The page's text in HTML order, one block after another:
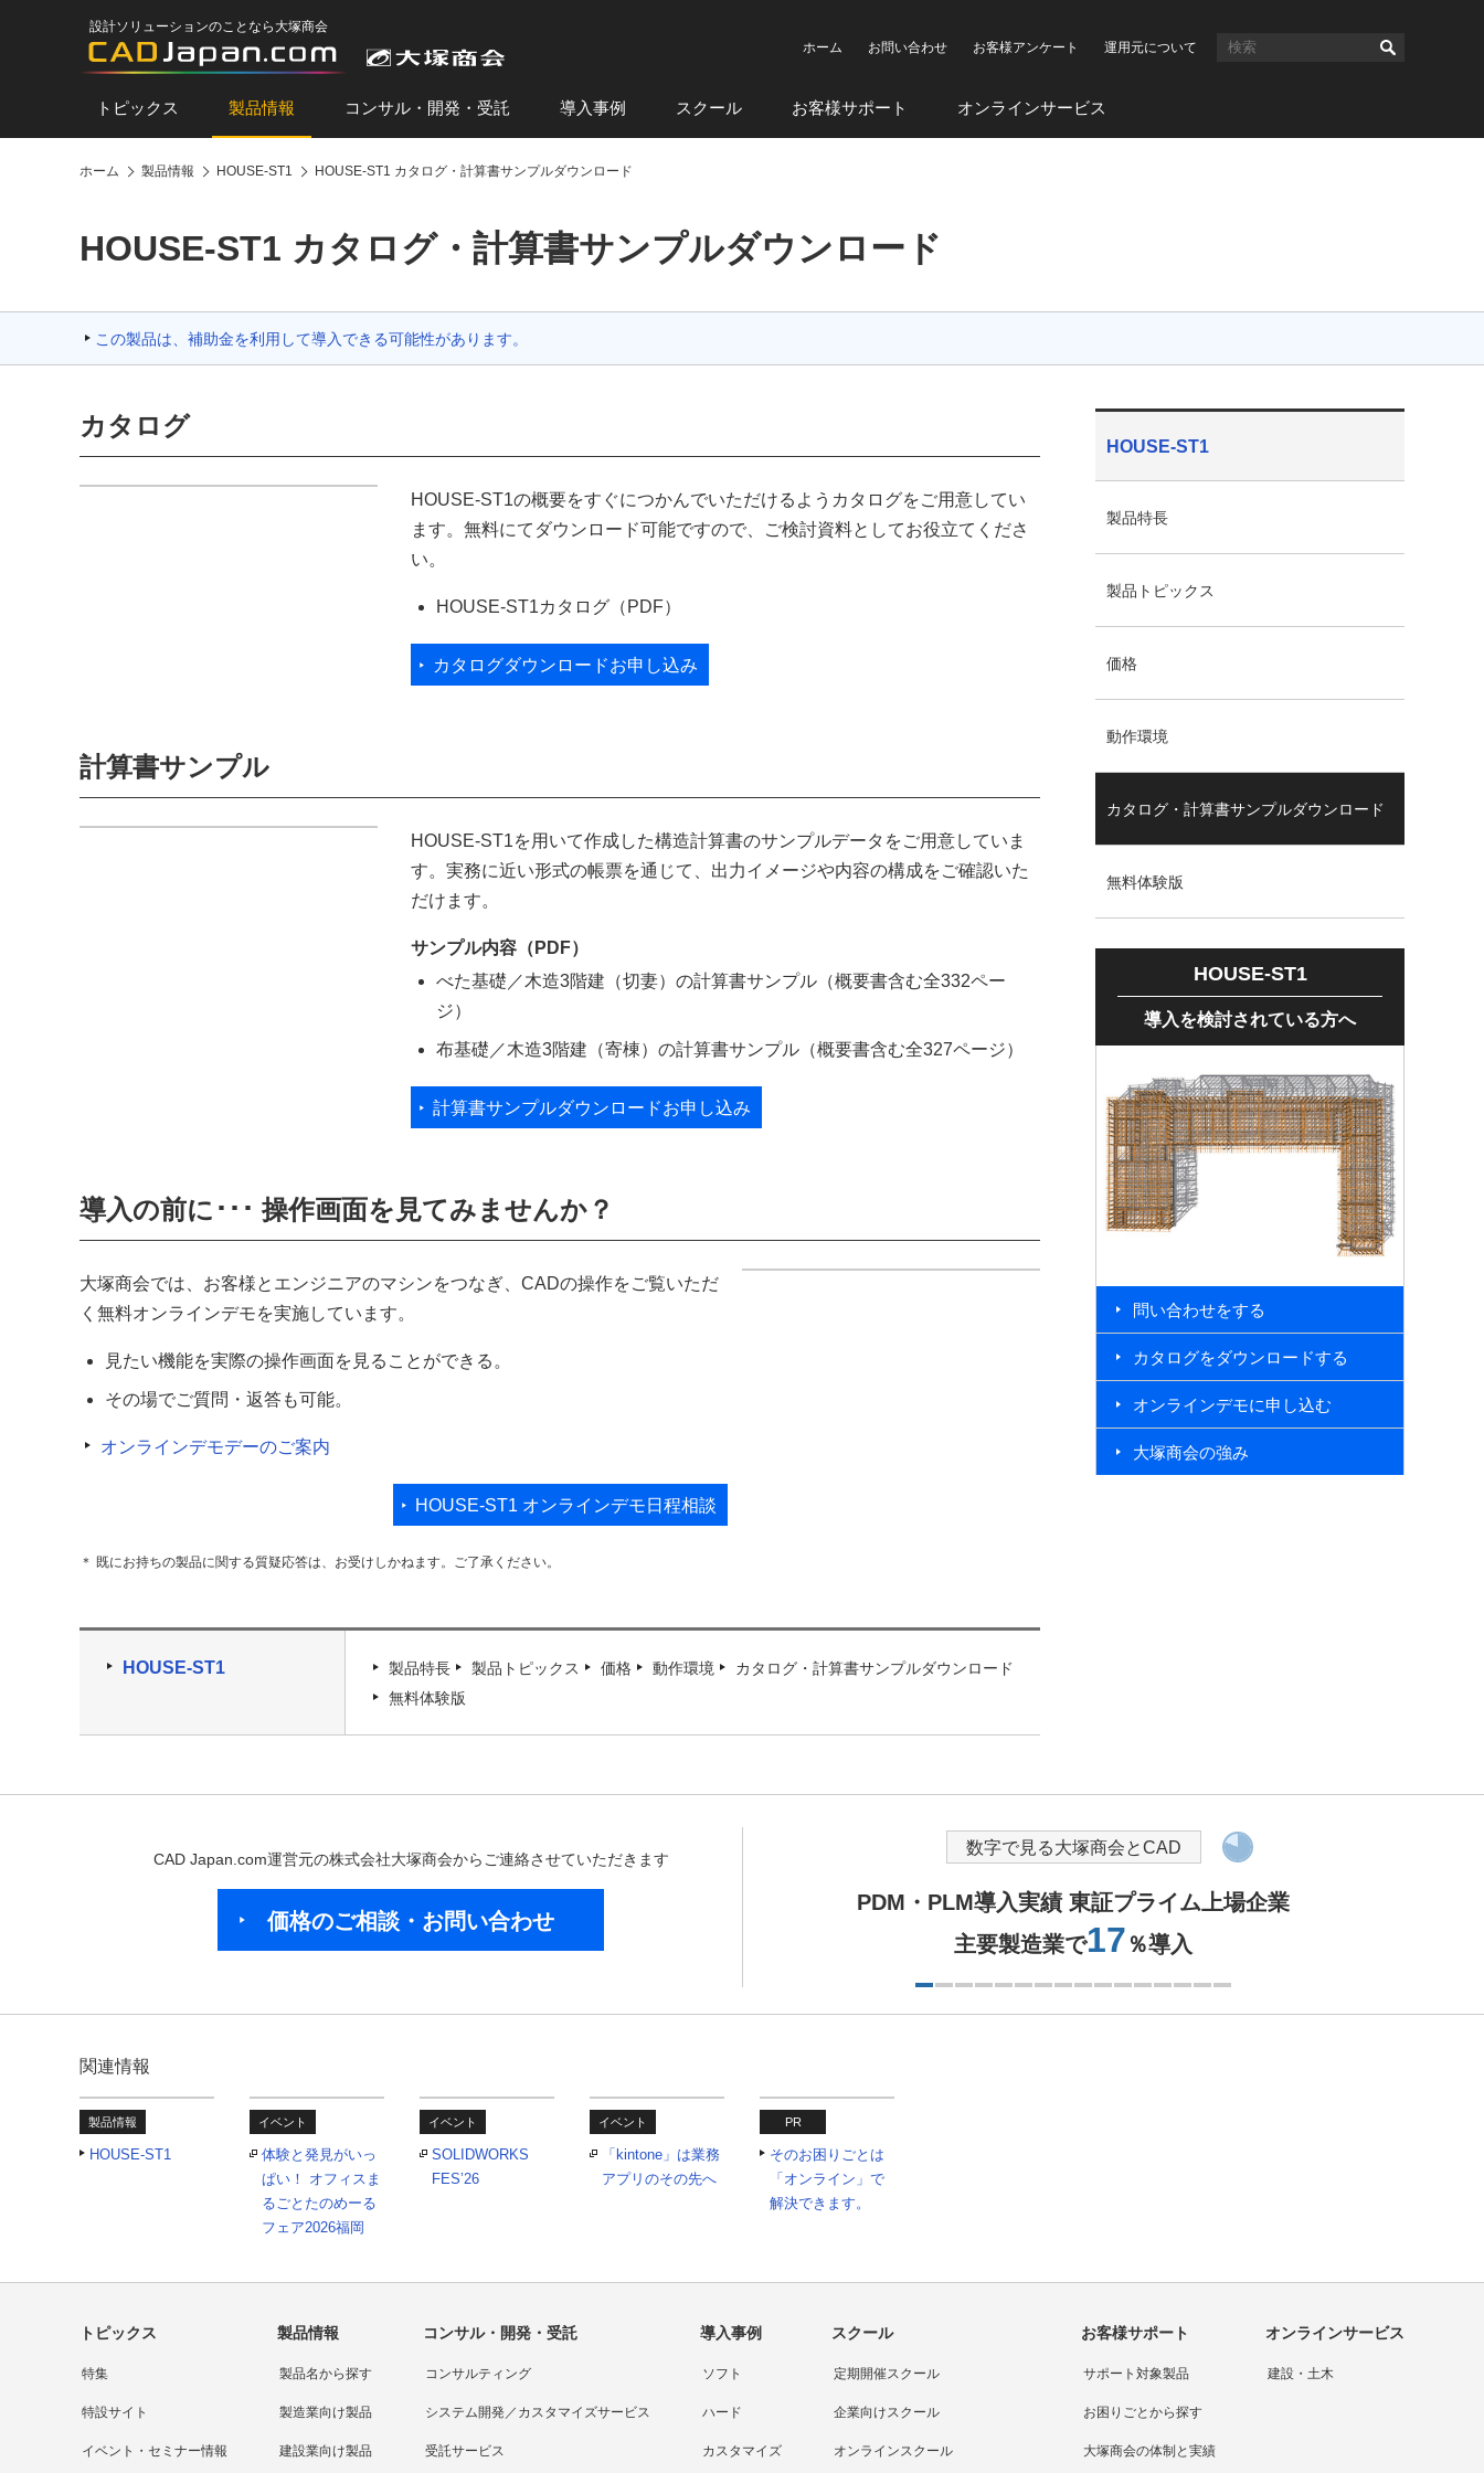
設計ソリューションのことなら大塚商会
ホーム
お問い合わせ お客様アンケート 運用元について
トピックス 製品情報 コンサル・開発・受託 導入事例 スクール お客様サポート オンラインサービス
ホーム 製品情報 HOUSE-ST1 HOUSE-ST1 カタログ・計算書サンプルダウンロード
HOUSE-ST1 カタログ・計算書サンプルダウンロード
この製品は、補助金を利用して導入できる可能性があります。
カタログ
HOUSE-ST1の概要をすぐにつかんでいただけるようカタログをご用意してい
ます。無料にてダウンロード可能ですので、ご検討資料としてお役立てくださ
い。
HOUSE-ST1カタログ（PDF）
カタログダウンロードお申し込み
計算書サンプル
HOUSE-ST1を用いて作成した構造計算書のサンプルデータをご用意していま
す。実務に近い形式の帳票を通じて、出力イメージや内容の構成をご確認いた
だけます。
サンプル内容（PDF）
べた基礎／木造3階建（切妻）の計算書サンプル（概要書含む全332ペー
ジ）
布基礎／木造3階建（寄棟）の計算書サンプル（概要書含む全327ページ）
計算書サンプルダウンロードお申し込み
導入の前に･･･ 操作画面を見てみませんか？
大塚商会では、お客様とエンジニアのマシンをつなぎ、CADの操作をご覧いただ
く無料オンラインデモを実施しています。
見たい機能を実際の操作画面を見ることができる。
その場でご質問・返答も可能。
オンラインデモデーのご案内
HOUSE-ST1 オンラインデモ日程相談
＊ 既にお持ちの製品に関する質疑応答は、お受けしかねます。ご了承ください。
HOUSE-ST1 製品特長 製品トピックス 価格 動作環境
カタログ・計算書サンプルダウンロード
無料体験版
CAD Japan.com運営元の株式会社大塚商会からご連絡させていただきます
価格のご相談・お問い合わせ
数字で見る大塚商会とCAD
PDM・PLM導入実績 東証プライム上場企業
主要製造業で17 ％導入
関連情報
製品情報
HOUSE-ST1
イベント
体験と発見がいっ
ぱい！ オフィスま
るごとたのめーる
フェア2026福岡
イベント
SOLIDWORKS
FES’26
イベント
「kintone」は業務
アプリのその先へ
PR
そのお困りごとは
「オンライン」で
解決できます。
HOUSE-ST1
製品特長
製品トピックス
価格
動作環境
カタログ・計算書サンプルダウンロード
無料体験版
HOUSE-ST1
導入を検討されている方へ
問い合わせをする
カタログをダウンロードする
オンラインデモに申し込む
大塚商会の強み
HOUSE-ST1
導入を検討されている方へ
トピックス
特集
特設サイト
イベント・セミナー情報
製品情報
製品名から探す
製造業向け製品
建設業向け製品
コンサル・開発・受託
コンサルティング
システム開発／カスタマイズサービス
受託サービス
導入事例
ソフト
ハード
カスタマイズ
スクール
定期開催スクール
企業向けスクール
オンラインスクール
お客様サポート
サポート対象製品
お困りごとから探す
大塚商会の体制と実績
オンラインサービス
建設・土木